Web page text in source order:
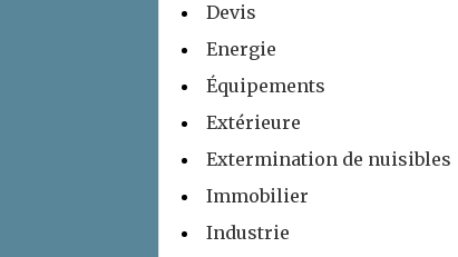
Devis
Energie
Équipements
Extérieure
Extermination de nuisibles
Immobilier
Industrie